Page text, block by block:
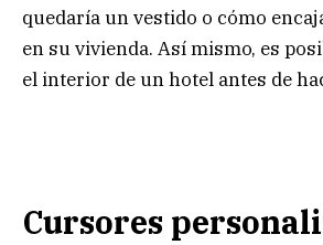
quedaría un vestido o cómo
en su vivienda. Así mismo, es
el interior de un hotel antes de
Cursores